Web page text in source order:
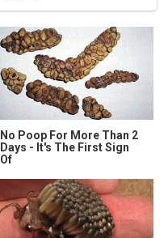
No Poop For More Than 2
Days - It's The First Sign
Of